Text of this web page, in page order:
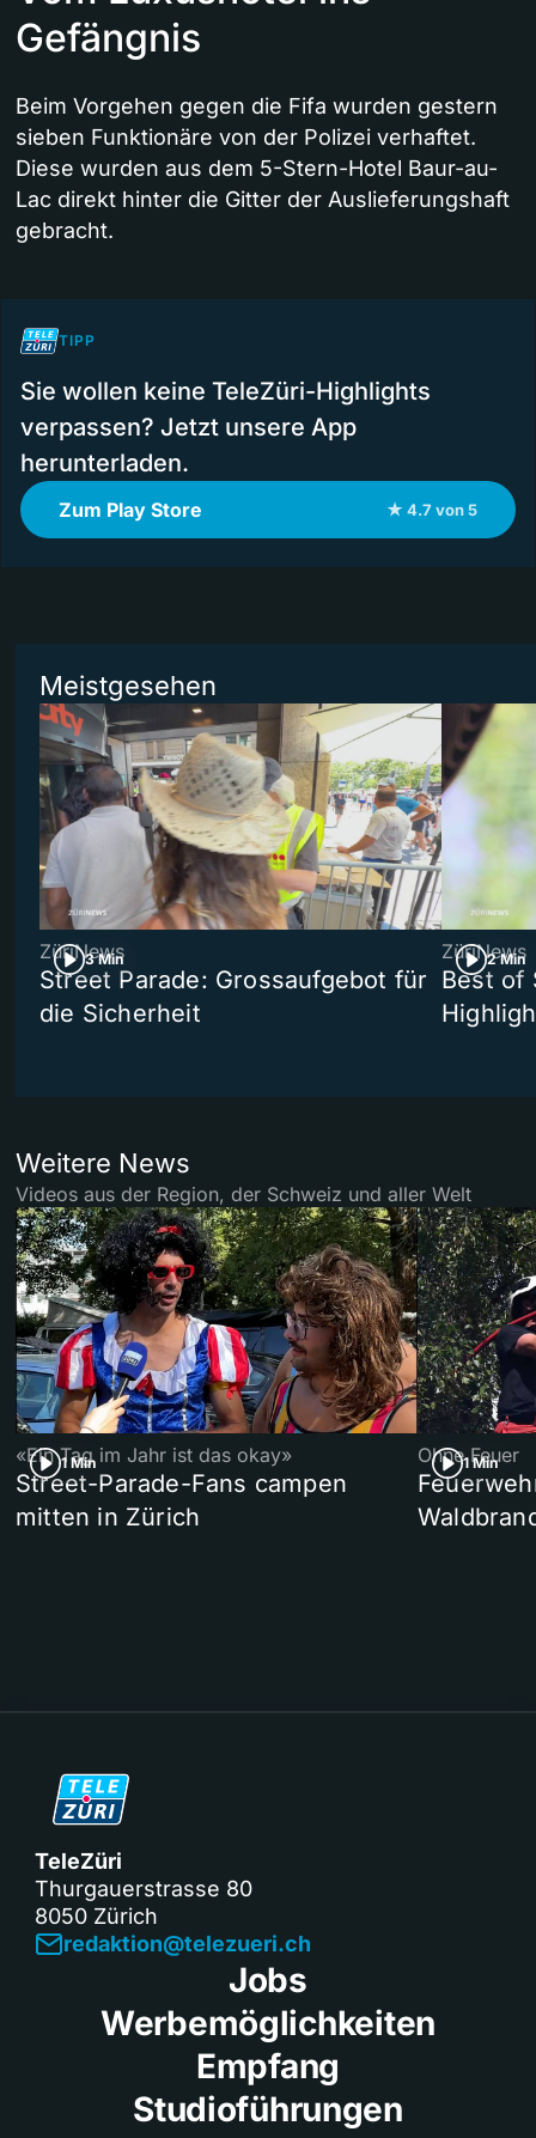
Gefängnis
Beim Vorgehen gegen die Fifa wurden gestern
sieben Funktionäre von der Polizei verhaftet.
Diese wurden aus dem 5-Stern-Hotel Baur-au-
Lac direkt hinter die Gitter der Auslieferungshaft
gebracht.
TIPP
Sie wollen keine TeleZüri-Highlights
verpassen? Jetzt unsere App
herunterladen.
Zum Play Store ★ 4.7 von 5
Meistgesehen
3 Min
ZüriNews
Street Parade: Grossaufgebot für
die Sicherheit
2 Min
ZüriNews
Best of
Weitere News
Videos aus der Region, der Schweiz und aller Welt
1 Min
«Ein Tag im Jahr ist das okay»
Street-Parade-Fans campen
mitten in Zürich
1 Min
Ohne Feuer
TeleZüri
Thurgauerstrasse 80
8050 Zürich
redaktion@telezueri.ch
Jobs
Werbemöglichkeiten
Empfang
Studioführungen